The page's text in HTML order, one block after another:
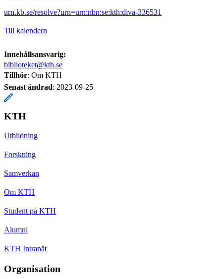
urn.kb.se/resolve?urn=urn:nbn:se:kth:diva-336531
Till kalendern
Innehållsansvarig:
biblioteket@kth.se
Tillhör: Om KTH
Senast ändrad: 2023-09-25
KTH
Utbildning
Forskning
Samverkan
Om KTH
Student på KTH
Alumni
KTH Intranät
Organisation